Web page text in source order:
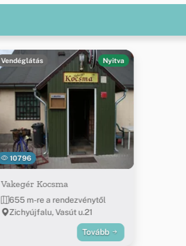
10796
Vendéglátás Nyitva
Vakegér Kocsma
655 m-re a rendezvénytől
Zichyújfalu, Vasút u.21
Tovább